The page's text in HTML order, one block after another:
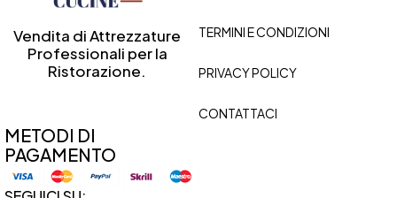
Vendita di Attrezzature
Professionali per la
Ristorazione.
TERMINI E CONDIZIONI
PRIVACY POLICY
CONTATTACI
METODI DI
PAGAMENTO